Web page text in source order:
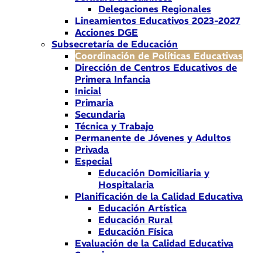
Delegaciones Regionales
Lineamientos Educativos 2023-2027
Acciones DGE
Subsecretaría de Educación
Coordinación de Políticas Educativas
Dirección de Centros Educativos de
Primera Infancia
Inicial
Primaria
Secundaria
Técnica y Trabajo
Permanente de Jóvenes y Adultos
Privada
Especial
Educación Domiciliaria y
Hospitalaria
Planificación de la Calidad Educativa
Educación Artística
Educación Rural
Educación Física
Evaluación de la Calidad Educativa